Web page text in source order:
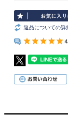
返品についての詳